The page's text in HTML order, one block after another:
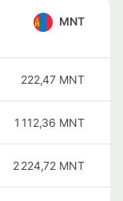
MNT
222,47 MNT
1 112,36 MNT
2 224,72 MNT